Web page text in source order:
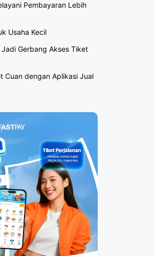
Pembayaran Lebih
Usaha Kecil
Gerbang Akses Tiket
Cuan dengan Aplikasi Jual